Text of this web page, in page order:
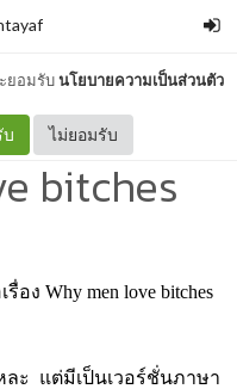
ยอมรับนโยบายความเป็นส่วนตัว
บ ไม่ยอมรับ
ลับมาอ่าน
bitches
ง Why men love bitches
ะ แต่มีเป็นเวอร์ชั่นภาษา